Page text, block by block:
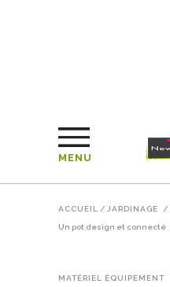
MENU
ACCUEIL / JARDINAGE /
Un pot design et connecté
MATÉRIEL ÉQUIPEMENT